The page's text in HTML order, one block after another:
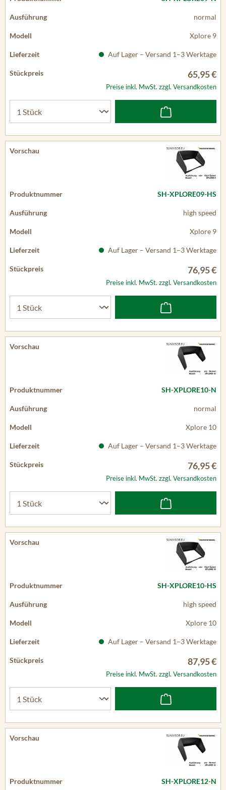
normal
Xplore 9
Auf Lager – Versand 1–3 Werktage
65,95 €
Preise inkl. MwSt. zzgl. Versandkosten
SH-XPLORE09-HS
high speed
Xplore 9
Auf Lager – Versand 1–3 Werktage
76,95 €
Preise inkl. MwSt. zzgl. Versandkosten
SH-XPLORE10-N
normal
Xplore 10
Auf Lager – Versand 1–3 Werktage
76,95 €
Preise inkl. MwSt. zzgl. Versandkosten
SH-XPLORE10-HS
high speed
Xplore 10
Auf Lager – Versand 1–3 Werktage
87,95 €
Preise inkl. MwSt. zzgl. Versandkosten
SH-XPLORE12-N